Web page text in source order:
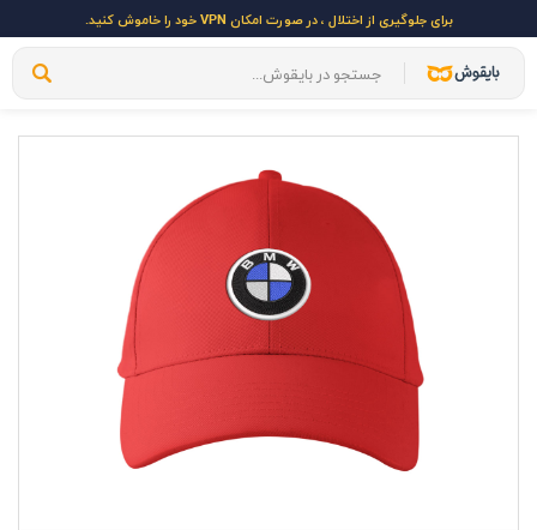
برای جلوگیری از اختلال ، در صورت امکان VPN خود را خاموش کنید.